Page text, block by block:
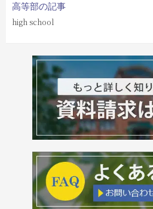
高等部の記事
high school